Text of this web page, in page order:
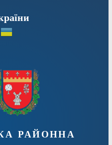
районна